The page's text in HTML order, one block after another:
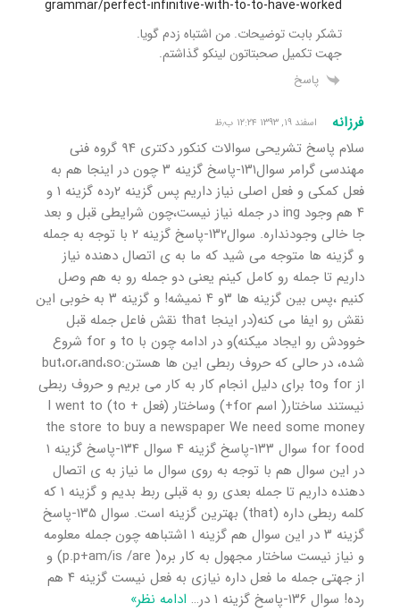
grammar/perfect-infinitive-with-to-to-have-worked
تشکر بابت توضیحات. من اشتباه زدم گویا.
جهت تکمیل صحبتاتون لینکو گذاشتم.
پاسخ
فرزانه اسفند ۱۹, ۱۳۹۳ ۱۲:۲۴ ب٫ظ
سلام پاسخ تشریحی سوالات کنکور دکتری ۹۴ گروه فنی
مهندسی گرامر سوال۱۳۱-پاسخ گزینه ۳ چون در اینجا هم به
فعل کمکی و فعل اصلی نیاز داریم پس گزینه ۲رده گزینه ۱ و
۴ هم وجود ing در جمله نیاز نیست،چون شرایطی قبل و بعد
جا خالی وجودنداره. سوال۱۳۲-پاسخ گزینه ۲ با توجه به جمله
و گزینه ها متوجه می شید که ما به ی اتصال دهنده نیاز
داریم تا جمله رو کامل کینم یعنی دو جمله رو به هم وصل
کنیم ،پس بین گزینه ها ۳و ۴ نمیشه! و گزینه ۳ به خوبی این
نقش رو ایفا می کنه(در اینجا that نقش فاعل جمله قبل
خوودش رو ایجاد میکنه)و در ادامه چون با to و for شروع
شده، در حالی که حروف ربطی این ها هستن:but،or،and،so
از for وto برای دلیل انجام کار به کار می بریم و حروف ربطی
نیستند ساختار( اسم for+) وساختار (فعل + to) I went to
the store to buy a newspaper We need some money
for food سوال ۱۳۳-پاسخ گزینه ۴ سوال ۱۳۴-پاسخ گزینه ۱
در این سوال هم با توجه به روی سوال ما نیاز به ی اتصال
دهنده داریم تا جمله بعدی رو به قبلی ربط بدیم و گزینه ۱ که
کلمه ربطی داره (that) بهترین گزینه است. سوال ۱۳۵-پاسخ
گزینه ۳ در این سوال هم گزینه ۱ اشتباهه چون جمله معلومه
و نیاز نیست ساختار مجهول به کار بره( p.p+am/is /are) و
از جهتی جمله ما فعل داره نیازی به فعل نیست گزینه ۴ هم
رده! سوال ۱۳۶-پاسخ گزینه ۱ در
… ادامه نظر»